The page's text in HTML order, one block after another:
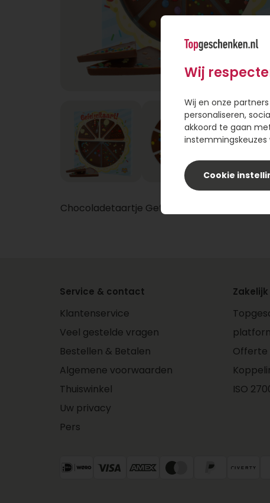
Chocoladetaartje Gefelicitaart!
Service & contact
Klantenservice
Veel gestelde vragen
Bestellen & Betalen
Algemene voorwaarden
Thuiswinkel
Uw privacy
Pers
Zakelijk
Offerte
ISO
Wij
Wij en onze
personaliseren,
akkoord te gaan
instemmingskeuzes
Cookie